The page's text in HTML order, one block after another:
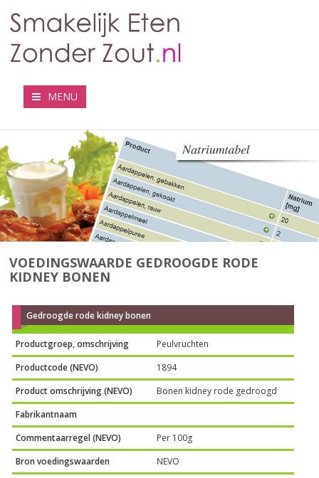
MENU
VOEDINGSWAARDE GEDROOGDE RODE
KIDNEY BONEN
Gedroogde rode kidney bonen
Productgroep, omschrijving
Peulvruchten
Productcode (NEVO)
1894
Product omschrijving (NEVO)
Bonen kidney rode gedroogd
Fabrikantnaam
Commentaarregel (NEVO)
Per 100g
Bron voedingswaarden
NEVO